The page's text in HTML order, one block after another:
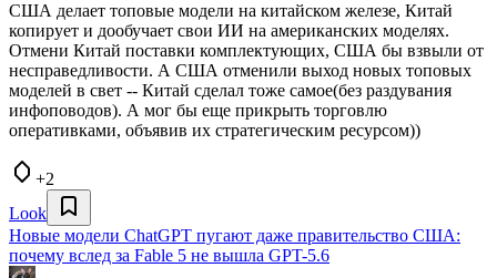
США делает топовые модели на китайском железе, Китай
копирует и дообучает свои ИИ на американских моделях.
Отмени Китай поставки комплектующих, США бы взвыли от
несправедливости. А США отменили выход новых топовых
моделей в свет -- Китай сделал тоже самое(без раздувания
инфоповодов). А мог бы еще прикрыть торговлю
оперативками, объявив их стратегическим ресурсом))
+2
Look
Новые модели ChatGPT пугают даже правительство США:
почему вслед за Fable 5 не вышла GPT-5.6